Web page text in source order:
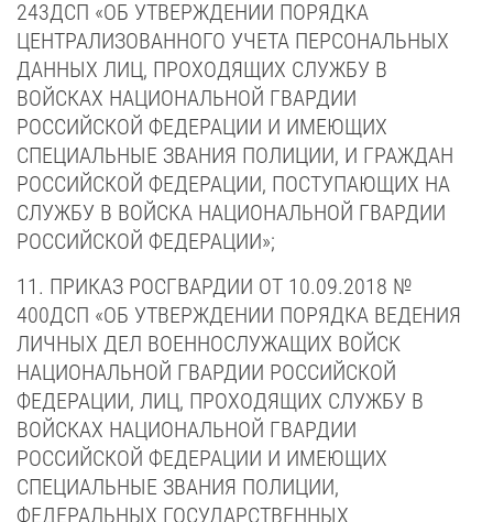
243ДСП «ОБ УТВЕРЖДЕНИИ ПОРЯДКА
ЦЕНТРАЛИЗОВАННОГО УЧЕТА ПЕРСОНАЛЬНЫХ
ДАННЫХ ЛИЦ, ПРОХОДЯЩИХ СЛУЖБУ В
ВОЙСКАХ НАЦИОНАЛЬНОЙ ГВАРДИИ
РОССИЙСКОЙ ФЕДЕРАЦИИ И ИМЕЮЩИХ
СПЕЦИАЛЬНЫЕ ЗВАНИЯ ПОЛИЦИИ, И ГРАЖДАН
РОССИЙСКОЙ ФЕДЕРАЦИИ, ПОСТУПАЮЩИХ НА
СЛУЖБУ В ВОЙСКА НАЦИОНАЛЬНОЙ ГВАРДИИ
РОССИЙСКОЙ ФЕДЕРАЦИИ»;
11. ПРИКАЗ РОСГВАРДИИ ОТ 10.09.2018 №
400ДСП «ОБ УТВЕРЖДЕНИИ ПОРЯДКА ВЕДЕНИЯ
ЛИЧНЫХ ДЕЛ ВОЕННОСЛУЖАЩИХ ВОЙСК
НАЦИОНАЛЬНОЙ ГВАРДИИ РОССИЙСКОЙ
ФЕДЕРАЦИИ, ЛИЦ, ПРОХОДЯЩИХ СЛУЖБУ В
ВОЙСКАХ НАЦИОНАЛЬНОЙ ГВАРДИИ
РОССИЙСКОЙ ФЕДЕРАЦИИ И ИМЕЮЩИХ
СПЕЦИАЛЬНЫЕ ЗВАНИЯ ПОЛИЦИИ,
ФЕДЕРАЛЬНЫХ ГОСУДАРСТВЕННЫХ